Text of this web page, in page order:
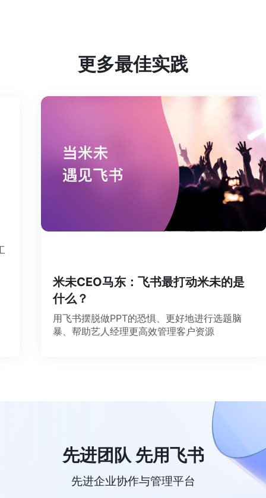
更多最佳实践
米未CEO马东：飞书最打动米未的是
什么？
用飞书摆脱做PPT的恐惧、更好地进行选题脑
暴、帮助艺人经理更高效管理客户资源
先进团队 先用飞书
先进企业协作与管理平台